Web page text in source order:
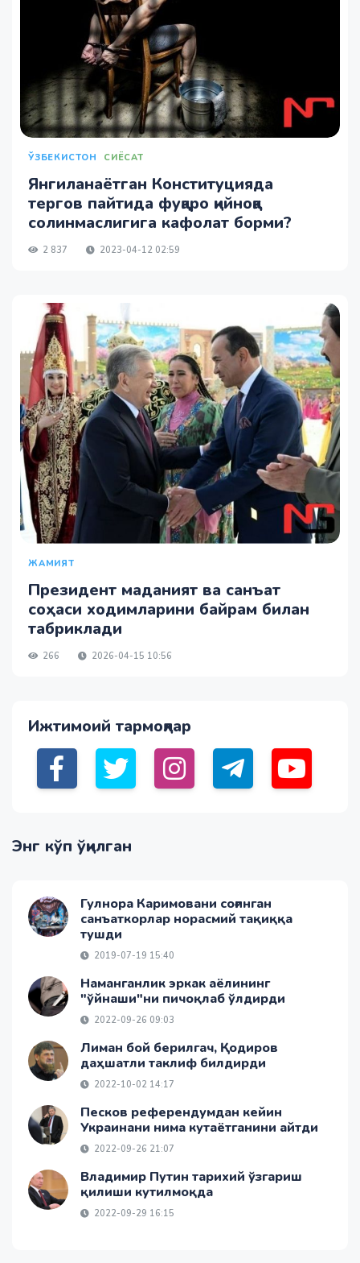
ЎЗБЕКИСТОН СИЁСАТ
Янгиланаётган Конституцияда
тергов пайтида фуқаро қийноққа
солинмаслигига кафолат борми?
2 837 2023-04-12 02:59
ЖАМИЯТ
Президент маданият ва санъат
соҳаси ходимларини байрам билан
табриклади
266 2026-04-15 10:56
Ижтимоий тармоқлар
Энг кўп ўқилган
Гулнора Каримовани соғинган
санъаткорлар норасмий тақиққа
тушди
2019-07-19 15:40
Наманганлик эркак аёлининг
"ўйнаши"ни пичоқлаб ўлдирди
2022-09-26 09:03
Лиман бой берилгач, Қодиров
даҳшатли таклиф билдирди
2022-10-02 14:17
Песков референдумдан кейин
Украинани нима кутаётганини айтди
2022-09-26 21:07
Владимир Путин тарихий ўзгариш
қилиши кутилмоқда
2022-09-29 16:15